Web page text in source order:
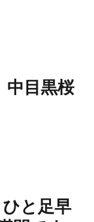
中目黒桜
ひと足早